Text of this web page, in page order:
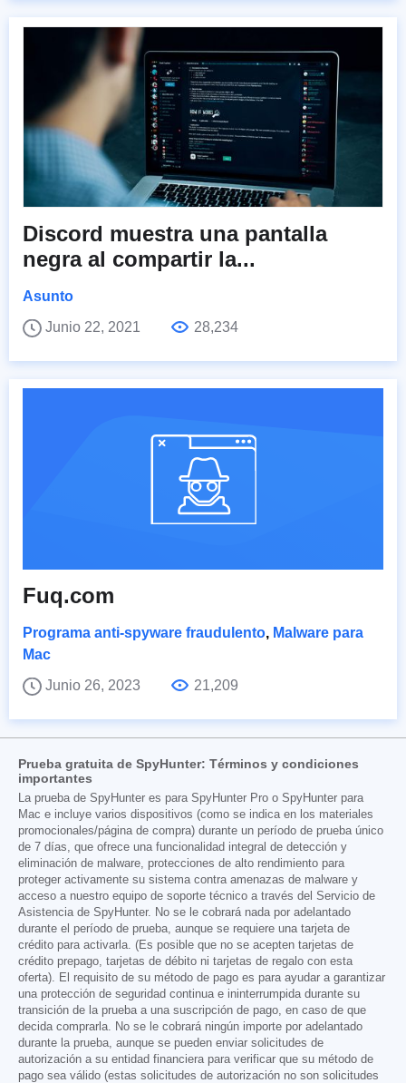
Discord muestra una pantalla
negra al compartir la...
Asunto
Junio 22, 2021
28,234
Fuq.com
Programa anti-spyware fraudulento, Malware para
Mac
Junio 26, 2023
21,209
Prueba gratuita de SpyHunter: Términos y condiciones
importantes
La prueba de SpyHunter es para SpyHunter Pro o SpyHunter para
Mac e incluye varios dispositivos (como se indica en los materiales
promocionales/página de compra) durante un período de prueba único
de 7 días, que ofrece una funcionalidad integral de detección y
eliminación de malware, protecciones de alto rendimiento para
proteger activamente su sistema contra amenazas de malware y
acceso a nuestro equipo de soporte técnico a través del Servicio de
Asistencia de SpyHunter. No se le cobrará nada por adelantado
durante el período de prueba, aunque se requiere una tarjeta de
crédito para activarla. (Es posible que no se acepten tarjetas de
crédito prepago, tarjetas de débito ni tarjetas de regalo con esta
oferta). El requisito de su método de pago es para ayudar a garantizar
una protección de seguridad continua e ininterrumpida durante su
transición de la prueba a una suscripción de pago, en caso de que
decida comprarla. No se le cobrará ningún importe por adelantado
durante la prueba, aunque se pueden enviar solicitudes de
autorización a su entidad financiera para verificar que su método de
pago sea válido (estas solicitudes de autorización no son solicitudes